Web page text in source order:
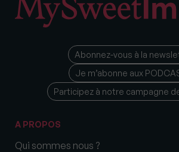
Abonnez-vous à la
Je m’abonne aux
Participez à notre campagne
A PROPOS
Qui sommes nous ?